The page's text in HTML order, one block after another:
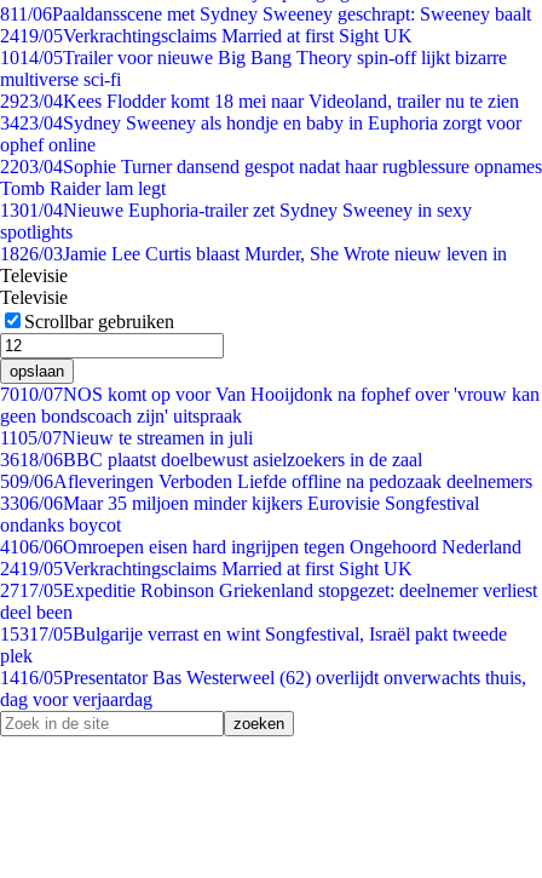
811/06Paaldansscene met Sydney Sweeney geschrapt: Sweeney baalt
2419/05Verkrachtingsclaims Married at first Sight UK
1014/05Trailer voor nieuwe Big Bang Theory spin-off lijkt bizarre
multiverse sci-fi
2923/04Kees Flodder komt 18 mei naar Videoland, trailer nu te zien
3423/04Sydney Sweeney als hondje en baby in Euphoria zorgt voor
ophef online
2203/04Sophie Turner dansend gespot nadat haar rugblessure opnames
Tomb Raider lam legt
1301/04Nieuwe Euphoria-trailer zet Sydney Sweeney in sexy
spotlights
1826/03Jamie Lee Curtis blaast Murder, She Wrote nieuw leven in
Televisie
Televisie
Scrollbar gebruiken
opslaan
7010/07NOS komt op voor Van Hooijdonk na fophef over 'vrouw kan
geen bondscoach zijn' uitspraak
1105/07Nieuw te streamen in juli
3618/06BBC plaatst doelbewust asielzoekers in de zaal
509/06Afleveringen Verboden Liefde offline na pedozaak deelnemers
3306/06Maar 35 miljoen minder kijkers Eurovisie Songfestival
ondanks boycot
4106/06Omroepen eisen hard ingrijpen tegen Ongehoord Nederland
2419/05Verkrachtingsclaims Married at first Sight UK
2717/05Expeditie Robinson Griekenland stopgezet: deelnemer verliest
deel been
15317/05Bulgarije verrast en wint Songfestival, Israël pakt tweede
plek
1416/05Presentator Bas Westerweel (62) overlijdt onverwachts thuis,
dag voor verjaardag